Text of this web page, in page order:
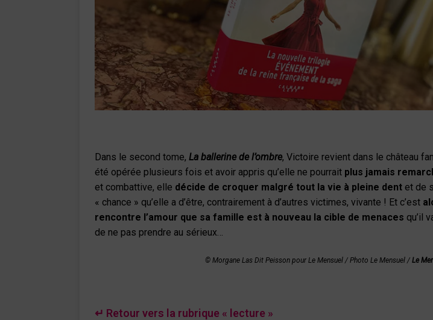
Dans le second tome, La ballerine de l’ombre, Victoire revient dans le château
été opérée plusieurs fois et avoir appris qu’elle ne pourrait plus jamais
et combattive, elle décide de croquer malgré tout la vie à pleine dent et de
« chance » qu’elle a d’être, contrairement à d’autres victimes, vivante ! Et c’est
rencontre l’amour que sa famille est à nouveau la cible de menaces qu’il
de ne pas prendre au sérieux…
© Morgane Las Dit Peisson pour Le Mensuel / Photo Le Mensuel / Le
↵ Retour vers la rubrique « lecture »